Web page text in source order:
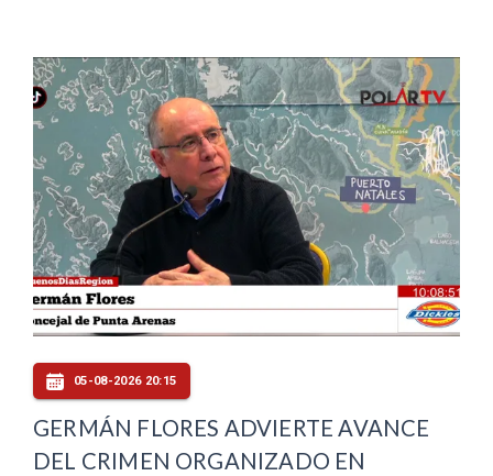
05-08-2026 20:15
GERMÁN FLORES ADVIERTE AVANCE
DEL CRIMEN ORGANIZADO EN